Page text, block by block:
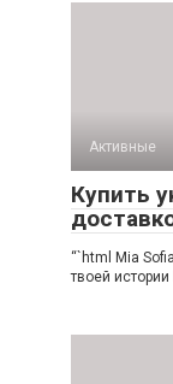
Активные
Купить
“`html Mia
твоей